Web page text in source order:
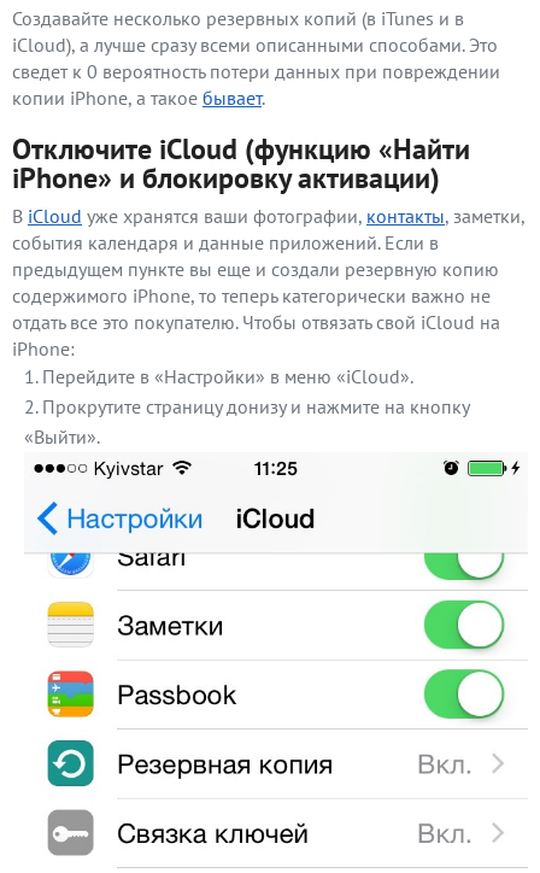
Создавайте несколько резервных копий (в iTunes и в
iCloud), а лучше сразу всеми описанными способами. Это
сведет к 0 вероятность потери данных при повреждении
копии iPhone, а такое бывает.
Отключите iCloud (функцию «Найти
iPhone» и блокировку активации)
В iCloud уже хранятся ваши фотографии, контакты, заметки,
события календаря и данные приложений. Если в
предыдущем пункте вы еще и создали резервную копию
содержимого iPhone, то теперь категорически важно не
отдать все это покупателю. Чтобы отвязать свой iCloud на
iPhone:
Перейдите в «Настройки» в меню «iCloud».
Прокрутите страницу донизу и нажмите на кнопку
«Выйти».